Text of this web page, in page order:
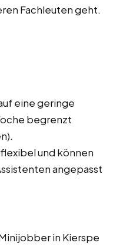
Fachleuten geht.
eine geringe
begrenzt
und können
angepasst
in Kierspe